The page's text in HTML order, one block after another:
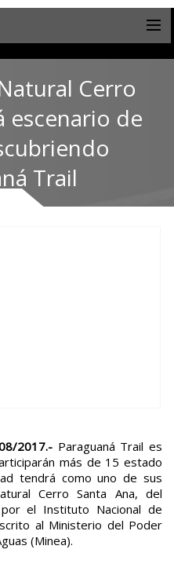
Cerro
escenario de
Trail
2017.- Paraguaná Trail es
más de 15 estado
tendrá como uno de sus
Cerro Santa Ana, del
el Instituto Nacional de
al Ministerio del Poder
(Minea).